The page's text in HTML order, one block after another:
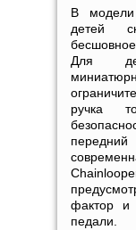
В
детей
Для
ручка
фактор и
педали.